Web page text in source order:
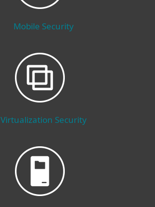
Mobile Security
Virtualization Security